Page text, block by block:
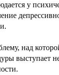
у
над
выступает